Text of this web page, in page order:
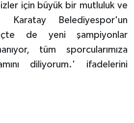
için büyük bir mutluluk ve
Karatay Belediyespor'un
de yeni şampiyonlar
tüm sporcularımıza
diliyorum.' ifadelerini